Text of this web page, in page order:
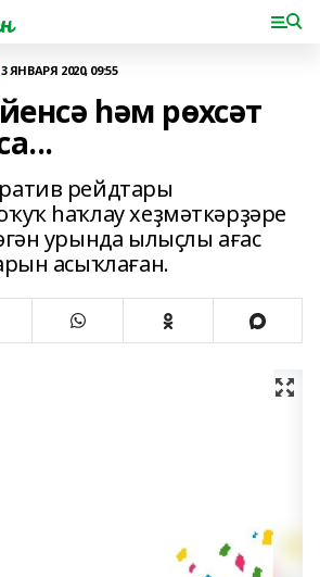
3 ЯНВАРЯ 2020, 09:55
һәм рөхсәт
рейдтары
һаҡлау хеҙмәткәрҙәре
урында ылыҫлы ағас
асыҡлаған.